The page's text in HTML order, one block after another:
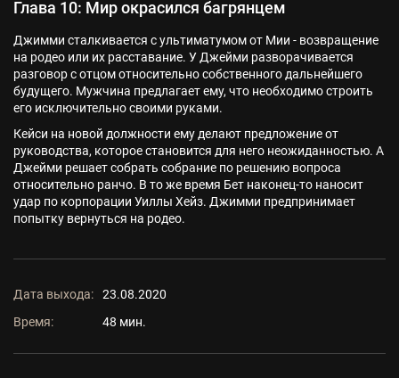
Глава 10: Мир окрасился багрянцем
Джимми сталкивается с ультиматумом от Мии - возвращение
на родео или их расставание. У Джейми разворачивается
разговор с отцом относительно собственного дальнейшего
будущего. Мужчина предлагает ему, что необходимо строить
его исключительно своими руками.
Кейси на новой должности ему делают предложение от
руководства, которое становится для него неожиданностью. А
Джейми решает собрать собрание по решению вопроса
относительно ранчо. В то же время Бет наконец-то наносит
удар по корпорации Уиллы Хейз. Джимми предпринимает
попытку вернуться на родео.
Дата выхода:
23.08.2020
Время:
48 мин.